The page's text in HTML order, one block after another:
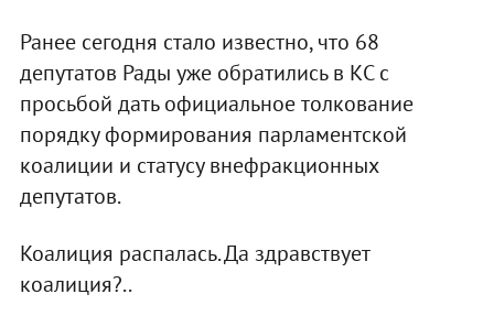
Ранее сегодня стало известно, что 68
депутатов Рады уже обратились в КС с
просьбой дать официальное толкование
порядку формирования парламентской
коалиции и статусу внефракционных
депутатов.
Коалиция распалась. Да здравствует
коалиция?..